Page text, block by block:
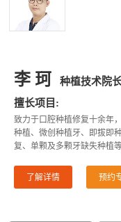
李 珂
种植技术院
擅长项目:
致力于口腔种植修复十余年
种植、微创种植牙、即拔即
复、单颗及多颗牙缺失种植
了解详情 预约